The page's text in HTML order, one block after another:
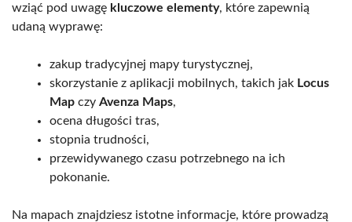
wziąć pod uwagę kluczowe elementy, które zapewnią
udaną wyprawę:
zakup tradycyjnej mapy turystycznej,
skorzystanie z aplikacji mobilnych, takich jak Locus
Map czy Avenza Maps,
ocena długości tras,
stopnia trudności,
przewidywanego czasu potrzebnego na ich
pokonanie.
Na mapach znajdziesz istotne informacje, które prowadzą